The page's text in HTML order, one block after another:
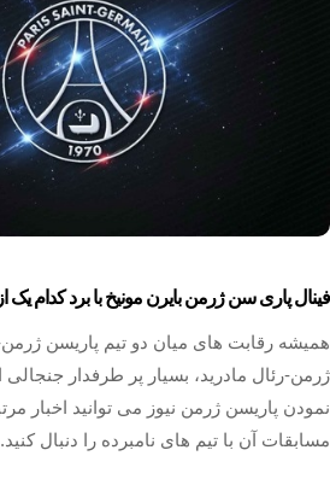
فینال پاری سن ژرمن بایرن مونیخ با برد کدام یک
همیشه رقابت های میان دو تیم پاریسن
ژرمن-رئال مادرید، بسیار پر طرفدار
نمودن پاریسن ژرمن نیوز می توانید اخبار
مسابقات آن با تیم های نامبرده را دنبال کنید.